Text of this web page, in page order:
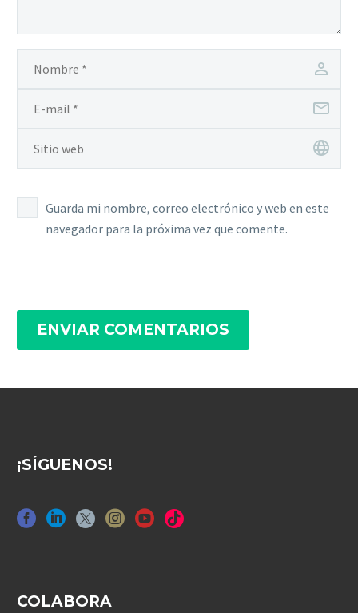
Guarda mi nombre, correo electrónico y web en este
navegador para la próxima vez que comente.
ENVIAR COMENTARIOS
¡SÍGUENOS!
COLABORA